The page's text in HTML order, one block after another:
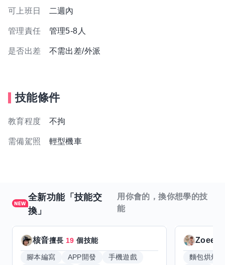
可上班日 二週內
管理責任 管理5-8人
是否出差 不需出差/外派
技能條件
教育程度 不拘
需備駕照 輕型機車
全新功能「技能交
換」
用你會的，換你想學的技
能
核音擅長 19 個技能
腳本編寫 APP開發
手機遊戲
Zoeey
麵包烘焙